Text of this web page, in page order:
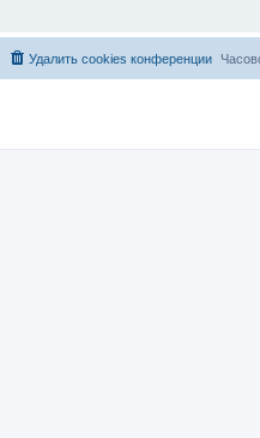
Удалить cookies конференции